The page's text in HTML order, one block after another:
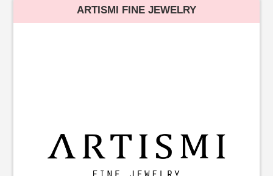
ARTISMI FINE JEWELRY